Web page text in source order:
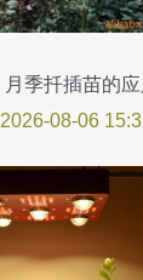
季扦插苗的
指南08-06